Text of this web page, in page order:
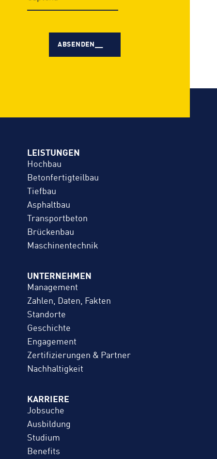
LEISTUNGEN
Hochbau
Betonfertigteilbau
Tiefbau
Asphaltbau
Transportbeton
Brückenbau
Maschinentechnik
KARRIERE
Jobsuche
Ausbildung
Studium
Benefits
UNTERNEHMEN
Management
Zahlen, Daten, Fakten
Standorte
Geschichte
Engagement
Zertifizierungen & Partner
Nachhaltigkeit